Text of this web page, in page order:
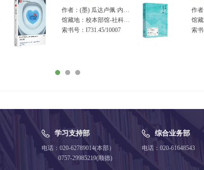
作者：(墨) 瓜达卢佩·内特尔著
馆藏地：校本部馆-社科新书展示架（2楼） 顺德校区馆-顺德社科新书展示架（3楼）
索书号：I731.45/10007
作
索
学习支持部
电话：020-62789014(本部）
0757-29985219(顺德)
综合业务部
电话：020-61648543